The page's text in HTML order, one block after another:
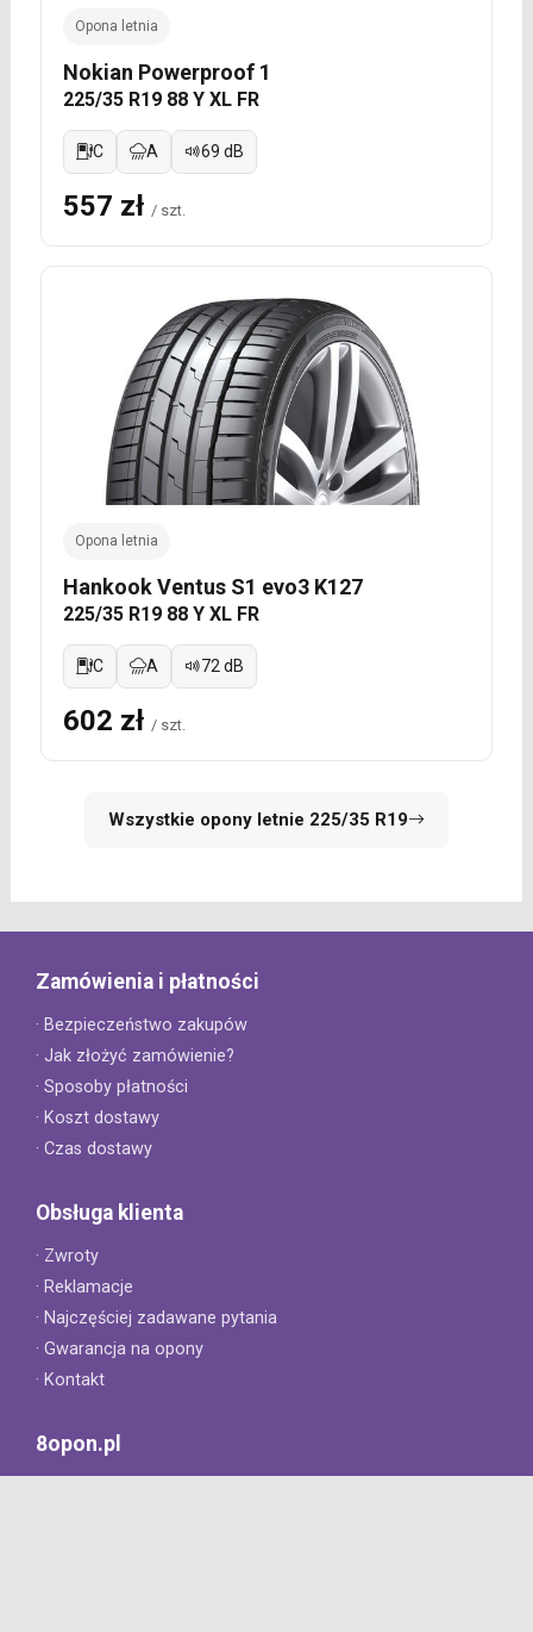
Opona letnia
Nokian Powerproof 1
225/35 R19 88 Y XL FR
C A 69 dB
557 zł / szt.
Opona letnia
Hankook Ventus S1 evo3 K127
225/35 R19 88 Y XL FR
C A 72 dB
602 zł / szt.
Wszystkie opony letnie 225/35 R19
Zamówienia i płatności
· Bezpieczeństwo zakupów
· Jak złożyć zamówienie?
· Sposoby płatności
· Koszt dostawy
· Czas dostawy
Obsługa klienta
· Zwroty
· Reklamacje
· Najczęściej zadawane pytania
· Gwarancja na opony
· Kontakt
8opon.pl